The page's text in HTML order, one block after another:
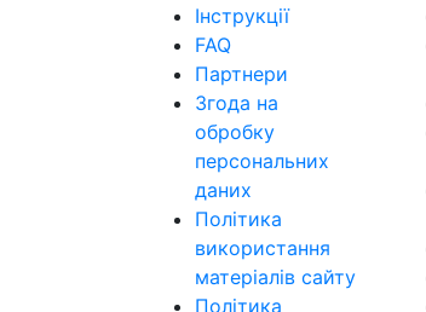
Інструкції
FAQ
Партнери
Згода на
обробку
персональних
даних
Політика
використання
матеріалів сайту
Політика